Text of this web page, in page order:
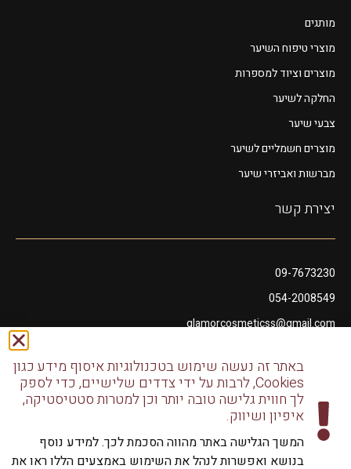
מותגים
מוצרי טיפוח השיער
מוצרים וציוד למספרות
החלקה לשיער
צבעי שיער
מוצרים חשמליים לשיער
מברשות ואביזרי שיער
יצירת קשר
09-7673230
054-2008549
glamorcosmeticss@gmail.com
דודו דותן 10, נתניהבאתר זה נעשה שימוש בטכנולוגיות איסוף מידע כגון
Cookies, לרבות על ידי צדדים שלישיים, כדי לספק
לך חווית גלישה טובה יותר וכן למטרות סטטיסטיקה,
איפיון ושיווק.
המשך הגלישה באתר מהווה הסכמת לכך. למידע נוסף
בנושא ואפשרות לנהל את השימוש באמצעים הללו ראו את